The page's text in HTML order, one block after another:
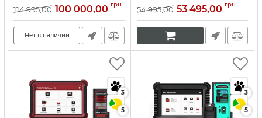
Артикул:10150
114 995,00 100 000,00 грн
Нет в наличии
Артикул:10149
54 995,00 53 495,00 грн
3
5
3
5